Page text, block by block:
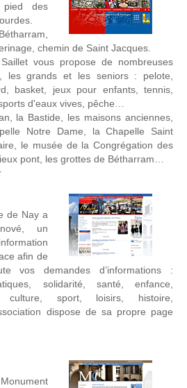
des
chemin de Saint Jacques.
vous propose de nombreuses
les grands et les seniors : pelote,
basket, jeux pour enfants, tennis,
d'eaux vives, pêche…
la Bastide, les maisons anciennes,
Notre Dame, la Chapelle Saint
le musée de la Congrégation des
pont, les grottes de Bétharram…
de Nay a
un
afin de
vos demandes d’informations :
solidarité, santé, enfance,
culture, sport, loisirs, histoire,
dispose de sa propre page